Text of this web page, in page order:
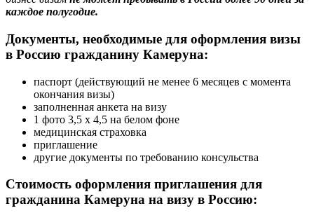
каждое полугодие.
Документы, необходимые для оформления визы
в Россию гражданину Камеруна:
паспорт (действующий не менее 6 месяцев с момента
окончания визы)
заполненная анкета на визу
1 фото 3,5 х 4,5 на белом фоне
медицинская страховка
приглашение
другие документы по требованию консульства
Стоимость оформления приглашения для
гражданина Камеруна на визу в Россию: